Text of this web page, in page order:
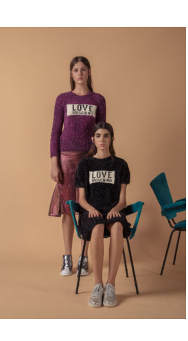
Neo2 #155 / International Klein Blue